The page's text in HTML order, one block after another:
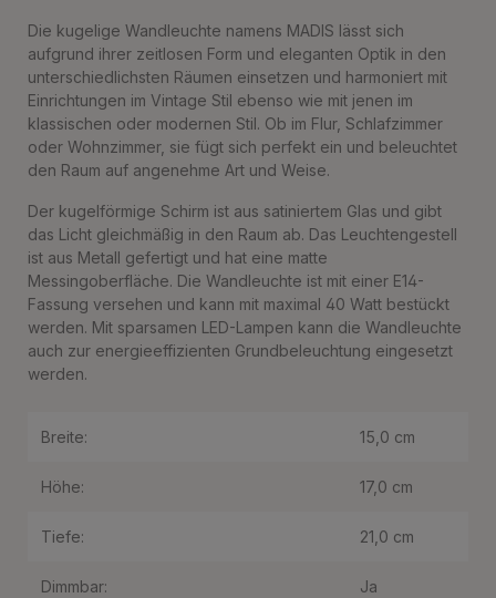
Die kugelige Wandleuchte namens MADIS lässt sich
aufgrund ihrer zeitlosen Form und eleganten Optik in den
unterschiedlichsten Räumen einsetzen und harmoniert mit
Einrichtungen im Vintage Stil ebenso wie mit jenen im
klassischen oder modernen Stil. Ob im Flur, Schlafzimmer
oder Wohnzimmer, sie fügt sich perfekt ein und beleuchtet
den Raum auf angenehme Art und Weise.
Der kugelförmige Schirm ist aus satiniertem Glas und gibt
das Licht gleichmäßig in den Raum ab. Das Leuchtengestell
ist aus Metall gefertigt und hat eine matte
Messingoberfläche. Die Wandleuchte ist mit einer E14-
Fassung versehen und kann mit maximal 40 Watt bestückt
werden. Mit sparsamen LED-Lampen kann die Wandleuchte
auch zur energieeffizienten Grundbeleuchtung eingesetzt
werden.
Breite: 15,0 cm
Höhe: 17,0 cm
Tiefe: 21,0 cm
Dimmbar: Ja